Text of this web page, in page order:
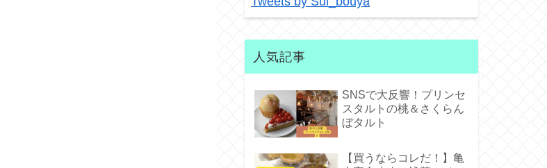
人気記事
SNSで大反響！プリンセ
スタルトの桃＆さくらん
ぼタルト
【買うならコレだ！】亀